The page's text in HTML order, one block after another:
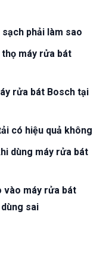
phải làm sao
máy rửa bát
rửa bát Bosch tại
có hiệu quả không
dùng máy rửa bát
vào máy rửa bát
sai